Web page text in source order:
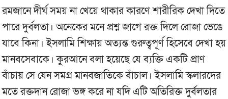
রমজানে দীর্ঘ সময় না খেয়ে থাকার কারণে শারীরিক দেখা দিতে
পারে দুর্বলতা। অনেকের মনে প্রশ্ন জাগে রক্ত দিলে রোজা ভেঙে
যাবে কিনা। ইসলামি শিক্ষায় অত্যন্ত গুরুত্বপূর্ণ হিসেবে দেখা হয়
মানবসেবাকে। কুরআনে বলা হয়েছে যে ব্যক্তি একটি প্রাণ
বাঁচায় সে যেন সমগ্র মানবজাতিকে বাঁচাল। ইসলামি স্কলারদের
মতে রক্তদান রোজা ভঙ্গ করে না যদি এটি অতিরিক্ত দুর্বলতার